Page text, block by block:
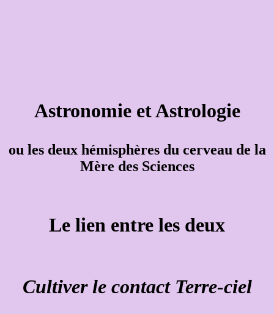
Astronomie et Astrologie
ou les deux hémisphères du cerveau de la
Mère des Sciences
Le lien entre les deux
Cultiver le contact Terre-ciel